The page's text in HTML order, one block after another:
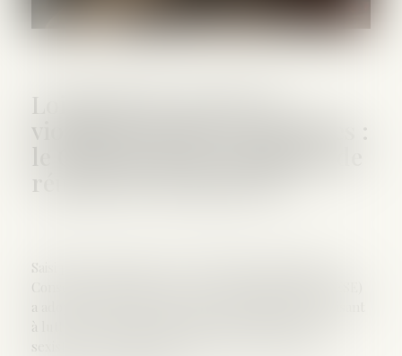
Loi intégrale contre les
violences sexistes et sexuelles :
Saisi par la Présidente de l'Assemblée nationale, le
Conseil économique, social et environnemental (CESE)
a adopté ce jour son avis sur la proposition de loi visant
à lutter de manière intégrale contre les violences
sexistes et sexuelles commises à l'encontre des